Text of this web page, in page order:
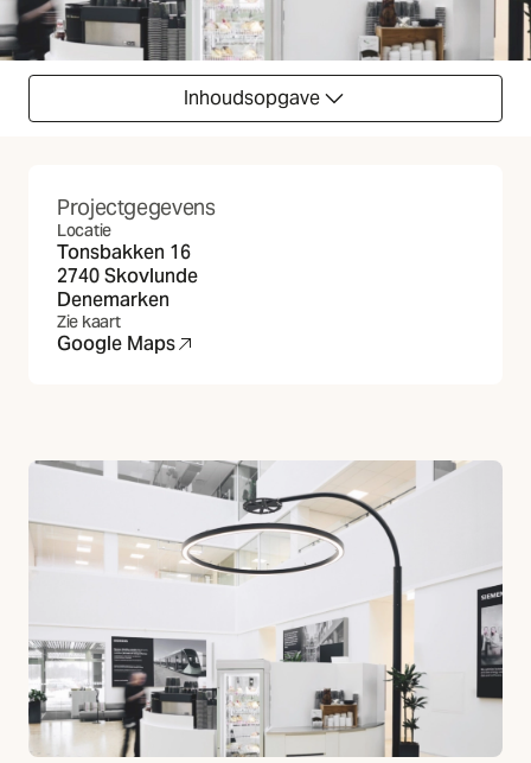
Inhoudsopgave
Projectgegevens
Locatie
Tonsbakken 16
2740 Skovlunde
Denemarken
Zie kaart
Google Maps
(Opent in nieuw tabblad)